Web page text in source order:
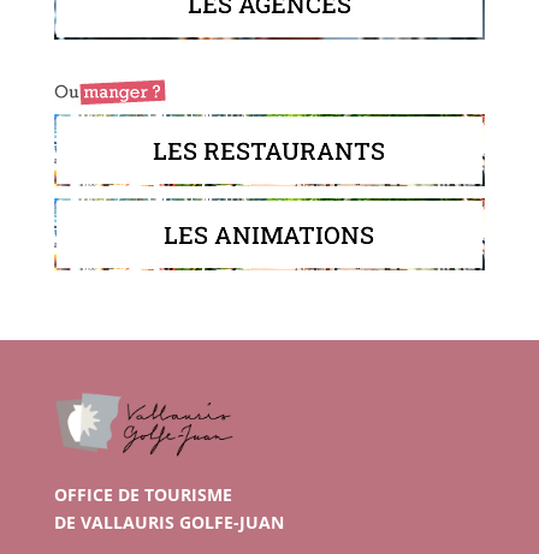
LES RESTAURANTS
LES ANIMATIONS
OFFICE DE TOURISME
DE VALLAURIS GOLFE-JUAN